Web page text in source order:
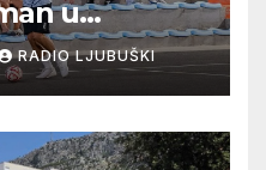
u
izborio
ispao,
četvrtfinale
RADIO LJUBUŠKI